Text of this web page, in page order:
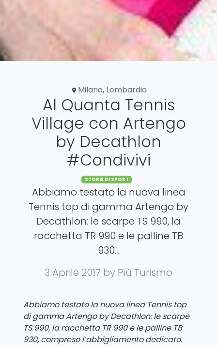
Milano, Lombardia
Al Quanta Tennis
Village con Artengo
by Decathlon
#Condivivi
Categories
STORIE DI SPORT
Abbiamo testato la nuova linea
Tennis top di gamma Artengo by
Decathlon: le scarpe TS 990, la
racchetta TR 990 e le palline TB
930...
3 Aprile 2017 by Più Turismo
Abbiamo testato la nuova linea Tennis top
di gamma Artengo by Decathlon: le scarpe
TS 990, la racchetta TR 990 e le palline TB
930, compreso l’abbigliamento dedicato.